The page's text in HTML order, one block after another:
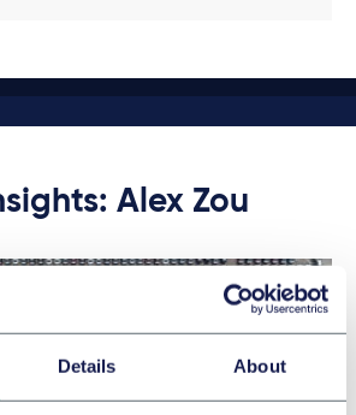
Details About
Alex Zou